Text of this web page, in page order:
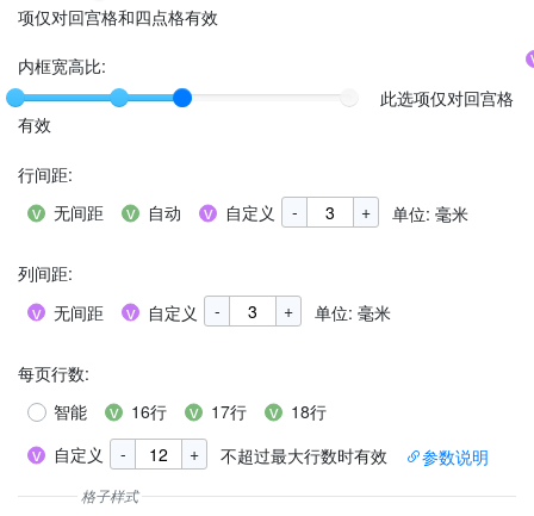
项仅对回宫格和四点格有效
内框宽高比:
此选项仅对回宫格
有效
行间距:
无间距
自动 自定义 - + 单位: 毫米
列间距:
无间距
自定义 - + 单位: 毫米
每页行数:
智能
16行 17行
18行
自定义
- + 不超过最大行数时有效 参数说明